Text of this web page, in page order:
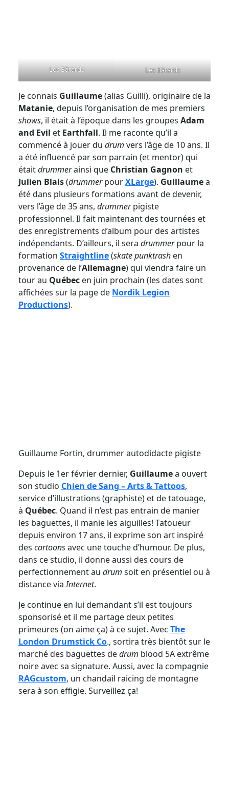
Les Bâtards Les Bâtards
Je connais Guillaume(alias Guilli), originaire de la
Matanie, depuis l’organisation de mes premiers
shows, il était à l’époque dans les groupes Adam
and Evil et Earthfall. Il me raconte qu’il a
commencé à jouer du drum vers l’âge de 10 ans. Il
a été influencé par son parrain (et mentor) qui
étaitdrummerainsi que Christian Gagnon et
Julien Blais(drummerpourXLarge). Guillaumea
été dans plusieurs formations avant de devenir,
vers l’âge de 35 ans, drummerpigiste
professionnel. Il fait maintenant des tournées et
des enregistrements d’album pour des artistes
indépendants. D’ailleurs, il sera drummerpour la
formation Straightline(skate punktrash en
provenance de l’Allemagne) qui viendra faire un
tour au Québec en juin prochain (les dates sont
affichées sur la page de Nordik Legion
Productions).
Guillaume Fortin, drummer autodidacte pigiste
Depuis le 1er février dernier, Guillaumea ouvert
son studio Chien de Sang – Arts & Tattoos,
service d’illustrations (graphiste) et de tatouage,
à Québec. Quand il n’est pas entrain de manier
les baguettes, il manie les aiguilles! Tatoueur
depuis environ 17 ans, il exprime son art inspiré
des cartoonsavec une touche d’humour. De plus,
dans ce studio, il donne aussi des cours de
perfectionnement au drum soit en présentiel ou à
distance viaInternet.
Je continue en lui demandant s’il est toujours
sponsorisé et il me partage deux petites
primeures (on aime ça) à ce sujet. Avec The
London Drumstick Co., sortira très bientôt sur le
marché des baguettes dedrum blood 5A extrême
noire avec sa signature. Aussi, avec la compagnie
RAGcustom, un chandail raicing de montagne
sera à son effigie. Surveillez ça!